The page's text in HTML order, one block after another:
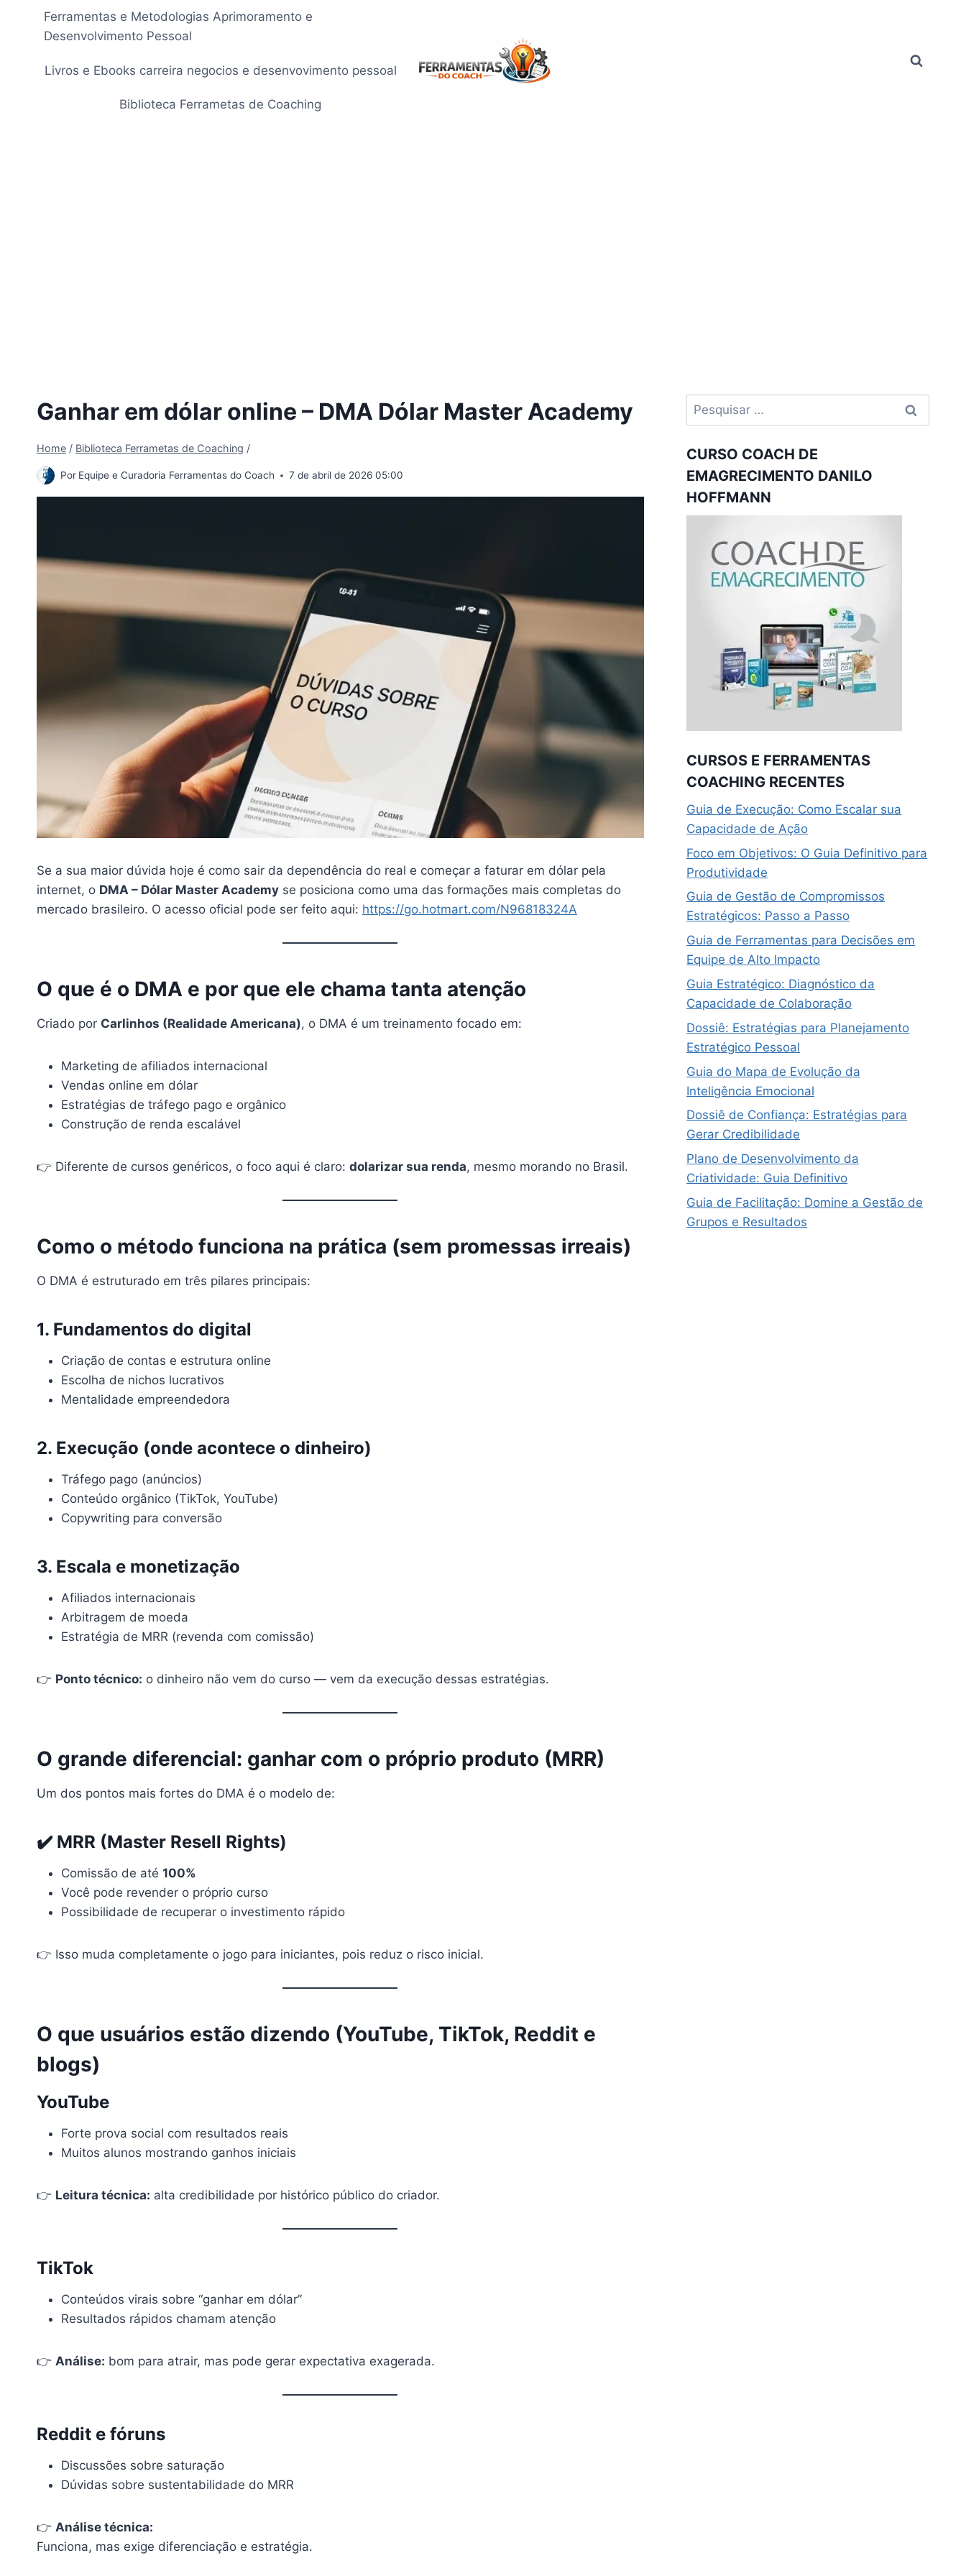
Conteúdo
Ferramentas e Metodologias Aprimoramento e
Desenvolvimento Pessoal
Livros e Ebooks carreira negocios e desenvovimento pessoal
Biblioteca Ferrametas de Coaching
Ganhar em dólar online – DMA Dólar Master Academy
Home / Biblioteca Ferrametas de Coaching /
Por Equipe e Curadoria Ferramentas do Coach 7 de abril de 2026 05:00
Se a sua maior dúvida hoje é como sair da dependência do real e começar a faturar em dólar pela
internet, o DMA – Dólar Master Academy se posiciona como uma das formações mais completas do
mercado brasileiro. O acesso oficial pode ser feito aqui: https://go.hotmart.com/N96818324A
O que é o DMA e por que ele chama tanta atenção
Criado por Carlinhos (Realidade Americana), o DMA é um treinamento focado em:
Marketing de afiliados internacional
Vendas online em dólar
Estratégias de tráfego pago e orgânico
Construção de renda escalável
👉 Diferente de cursos genéricos, o foco aqui é claro: dolarizar sua renda, mesmo morando no Brasil.
Como o método funciona na prática (sem promessas irreais)
O DMA é estruturado em três pilares principais:
1. Fundamentos do digital
Criação de contas e estrutura online
Escolha de nichos lucrativos
Mentalidade empreendedora
2. Execução (onde acontece o dinheiro)
Tráfego pago (anúncios)
Conteúdo orgânico (TikTok, YouTube)
Copywriting para conversão
3. Escala e monetização
Afiliados internacionais
Arbitragem de moeda
Estratégia de MRR (revenda com comissão)
👉 Ponto técnico: o dinheiro não vem do curso — vem da execução dessas estratégias.
O grande diferencial: ganhar com o próprio produto (MRR)
Um dos pontos mais fortes do DMA é o modelo de:
✔️ MRR (Master Resell Rights)
Comissão de até 100%
Você pode revender o próprio curso
Possibilidade de recuperar o investimento rápido
👉 Isso muda completamente o jogo para iniciantes, pois reduz o risco inicial.
O que usuários estão dizendo (YouTube, TikTok, Reddit e
blogs)
YouTube
Forte prova social com resultados reais
Muitos alunos mostrando ganhos iniciais
👉 Leitura técnica: alta credibilidade por histórico público do criador.
TikTok
Conteúdos virais sobre “ganhar em dólar”
Resultados rápidos chamam atenção
👉 Análise: bom para atrair, mas pode gerar expectativa exagerada.
Reddit e fóruns
Discussões sobre saturação
Dúvidas sobre sustentabilidade do MRR
👉 Análise técnica:
Funciona, mas exige diferenciação e estratégia.
Pesquisar
por:
CURSO COACH DE
EMAGRECIMENTO DANILO
HOFFMANN
CURSOS E FERRAMENTAS
COACHING RECENTES
Guia de Execução: Como Escalar sua
Capacidade de Ação
Foco em Objetivos: O Guia Definitivo para
Produtividade
Guia de Gestão de Compromissos
Estratégicos: Passo a Passo
Guia de Ferramentas para Decisões em
Equipe de Alto Impacto
Guia Estratégico: Diagnóstico da
Capacidade de Colaboração
Dossiê: Estratégias para Planejamento
Estratégico Pessoal
Guia do Mapa de Evolução da
Inteligência Emocional
Dossiê de Confiança: Estratégias para
Gerar Credibilidade
Plano de Desenvolvimento da
Criatividade: Guia Definitivo
Guia de Facilitação: Domine a Gestão de
Grupos e Resultados